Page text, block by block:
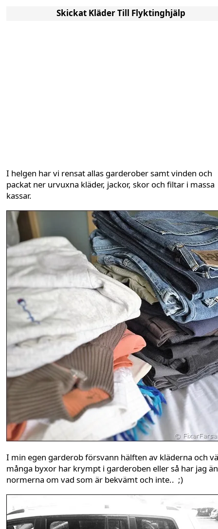
Skickat Kläder Till Flyktinghjälp
I helgen har vi rensat allas garderober samt vinden och
packat ner urvuxna kläder, jackor, skor och filtar i massa
kassar.
I min egen garderob försvann hälften av kläderna och
många byxor har krympt i garderoben eller så har jag
normerna om vad som är bekvämt och inte.. ;)